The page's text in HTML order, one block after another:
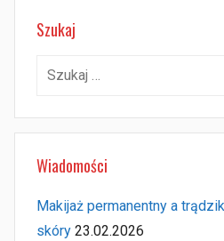
Szukaj
Szukaj:
Wiadomości
Makijaż permanentny a
skóry 23.02.2026